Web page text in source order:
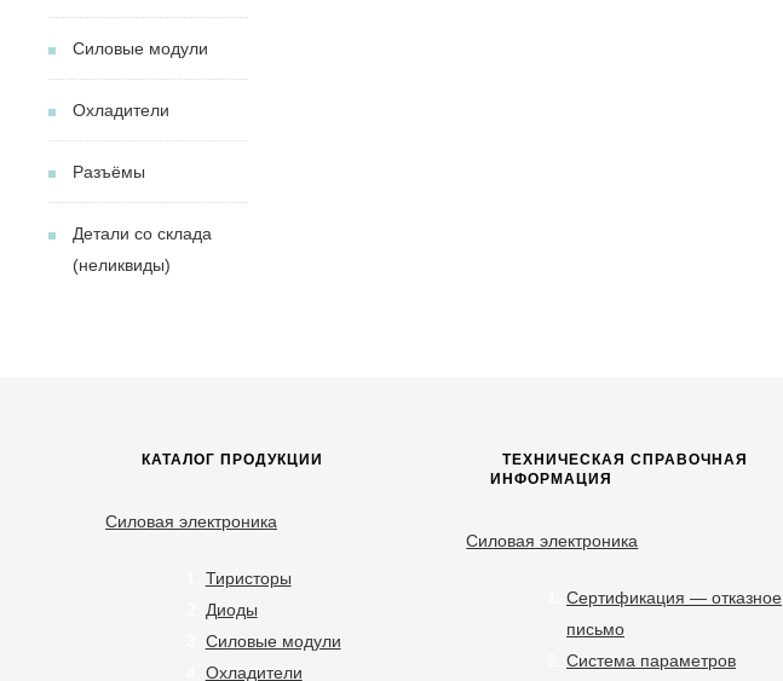
Силовые модули
Охладители
Разъёмы
Детали со склада
(неликвиды)
КАТАЛОГ ПРОДУКЦИИ
Силовая электроника
Тиристоры
Диоды
Силовые модули
Охладители
ТЕХНИЧЕСКАЯ СПРАВОЧНАЯ
ИНФОРМАЦИЯ
Силовая электроника
Сертификация — отказное
письмо
Система параметров